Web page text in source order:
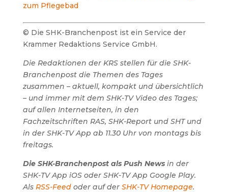
zum Pflegebad
© Die SHK-Branchenpost ist ein Service der
Krammer Redaktions Service GmbH.
Die Redaktionen der KRS stellen für die SHK-
Branchenpost die Themen des Tages
zusammen – aktuell, kompakt und übersichtlich
– und immer mit dem SHK-TV Video des Tages;
auf allen Internetseiten, in den
Fachzeitschriften RAS, SHK-Report und SHT und
in der SHK-TV App ab 11.30 Uhr von montags bis
freitags.
Die SHK-Branchenpost als Push Newsin der
SHK-TV App iOS oder SHK-TV App Google Play.
Als RSS-Feedoder auf der SHK-TV Homepage.